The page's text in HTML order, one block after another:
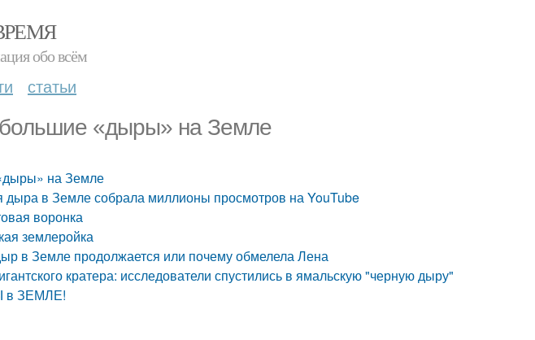
обо всём
статьи
«дыры» на Земле
на Земле
дыра в Земле собрала миллионы просмотров на YouTube
воронка
землеройка
в Земле продолжается или почему обмелела Лена
кратера: исследователи спустились в ямальскую "черную дыру"
в ЗЕМЛЕ!